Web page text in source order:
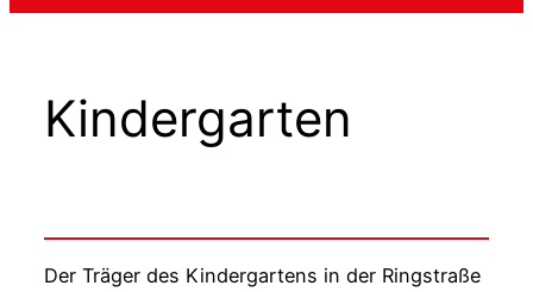
Kindergarten
Der Träger des Kindergartens in der Ringstraße